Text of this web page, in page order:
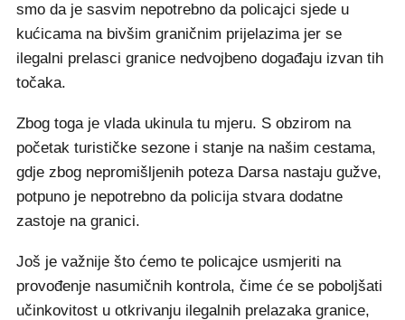
smo da je sasvim nepotrebno da policajci sjede u
kućicama na bivšim graničnim prijelazima jer se
ilegalni prelasci granice nedvojbeno događaju izvan tih
točaka.
Zbog toga je vlada ukinula tu mjeru. S obzirom na
početak turističke sezone i stanje na našim cestama,
gdje zbog nepromišljenih poteza Darsa nastaju gužve,
potpuno je nepotrebno da policija stvara dodatne
zastoje na granici.
Još je važnije što ćemo te policajce usmjeriti na
provođenje nasumičnih kontrola, čime će se poboljšati
učinkovitost u otkrivanju ilegalnih prelazaka granice,